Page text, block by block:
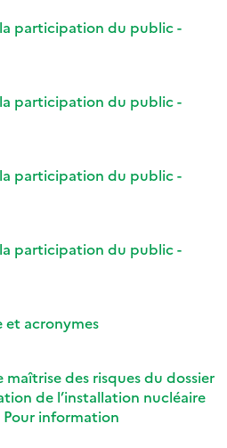
la participation du public -
la participation du public -
la participation du public -
la participation du public -
et acronymes
maîtrise des risques du dossier
de l’installation nucléaire
Pour information